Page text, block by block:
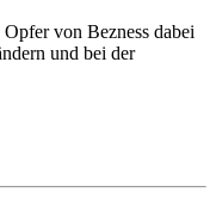
von Bezness dabei
und bei der